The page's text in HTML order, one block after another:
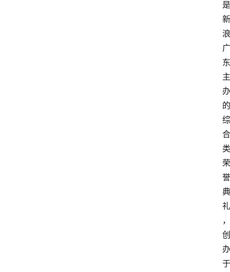
是
新
浪
广
东
主
办
的
综
合
类
荣
誉
典
礼
，
创
办
于